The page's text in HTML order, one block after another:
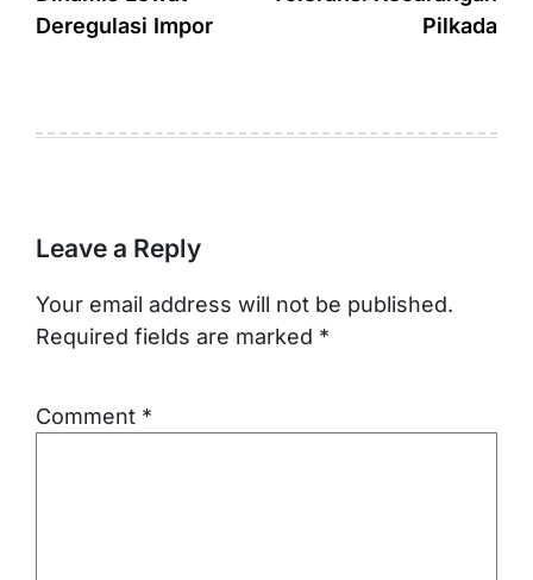
Deregulasi Impor
Pilkada
Leave a Reply
Your email address will not be published.
Required fields are marked *
Comment *